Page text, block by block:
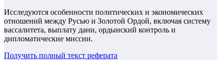
Исследуются особенности политических и экономических
отношений между Русью и Золотой Ордой, включая систему
вассалитета, выплату дани, ордынский контроль и
дипломатические миссии.
Получить полный текст реферата